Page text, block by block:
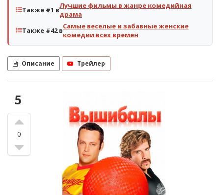
Также #1 вЛучшие фильмы в жанре комедийная
драма
Также #42 вСамые веселые и забавные женские
комедии всех времен
Описание Трейлер
5
0